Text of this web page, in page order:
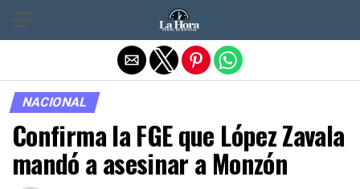
NACIONAL
Confirma la FGE que López Zavala
mandó a asesinar a Monzón
Salir de la versión móvil